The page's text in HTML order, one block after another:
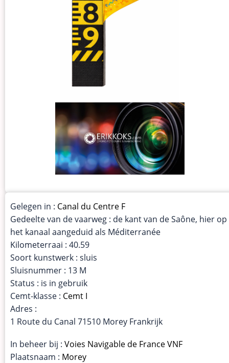
Gelegen in : Canal du Centre F
Gedeelte van de vaarweg : de kant van de Saône, hier op
het kanaal aangeduid als Méditerranée
Kilometerraai : 40.59
Soort kunstwerk : sluis
Sluisnummer : 13 M
Status : is in gebruik
Cemt-klasse : Cemt I
Adres :
1 Route du Canal 71510 Morey Frankrijk
In beheer bij : Voies Navigable de France VNF
Plaatsnaam : Morey